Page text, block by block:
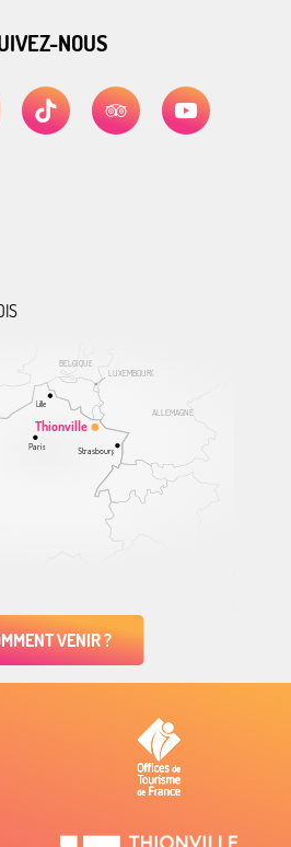
NOUS
ALLEMAGNE
BELGIQUE
LUXEMBOURG
Thionville
Lille
Paris Strasbourg
VENIR ?